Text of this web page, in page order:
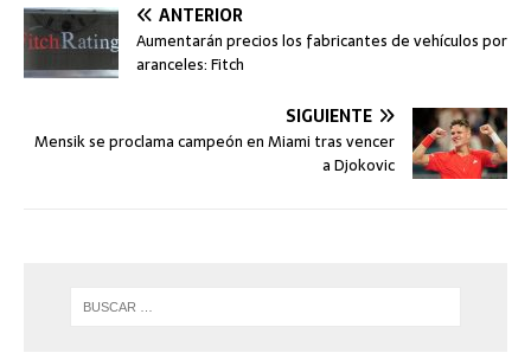
ANTERIOR
Aumentarán precios los fabricantes de vehículos por
aranceles: Fitch
SIGUIENTE
Mensik se proclama campeón en Miami tras vencer
a Djokovic